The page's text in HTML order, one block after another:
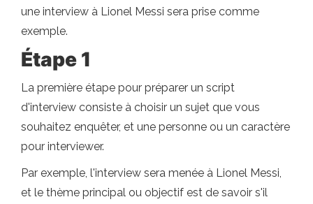
une interview à Lionel Messi sera prise comme
exemple.
Étape 1
La première étape pour préparer un script
d'interview consiste à choisir un sujet que vous
souhaitez enquêter, et une personne ou un caractère
pour interviewer.
Par exemple, l'interview sera menée à Lionel Messi,
et le thème principal ou objectif est de savoir s'il